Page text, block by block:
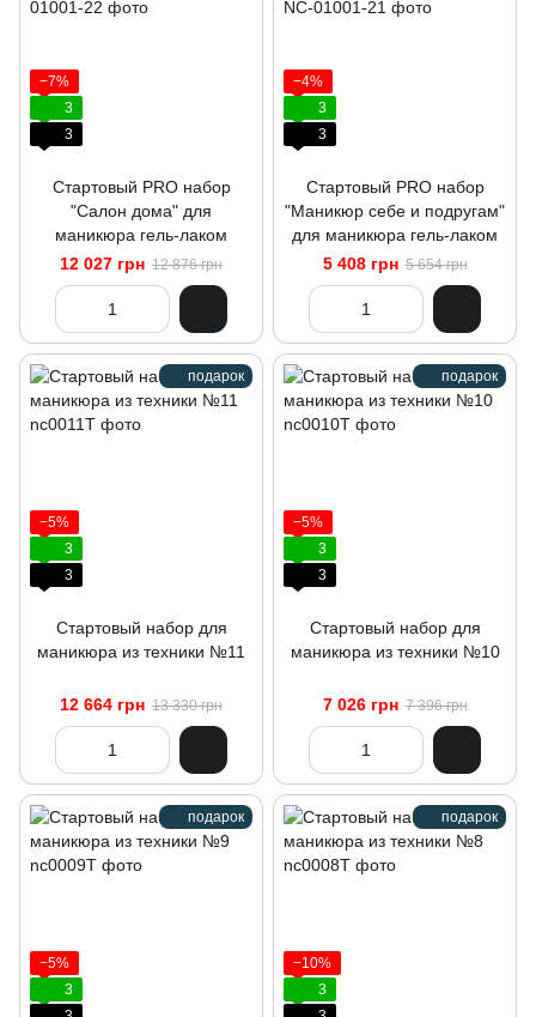
−7%
3
3
Стартовый PRO набор
"Салон дома" для
маникюра гель-лаком
12 027 грн 12 876 грн
−4%
3
3
Стартовый PRO набор
"Маникюр себе и подругам"
для маникюра гель-лаком
5 408 грн 5 654 грн
подарок
−5%
3
3
Стартовый набор для
маникюра из техники №11
12 664 грн 13 330 грн
подарок
−5%
3
3
Стартовый набор для
маникюра из техники №10
7 026 грн 7 396 грн
подарок
−5%
3
подарок
−10%
3